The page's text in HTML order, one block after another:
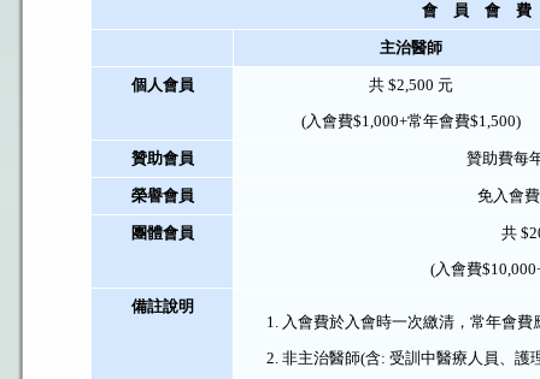
會 員 會 費
主治醫師
個人會員
共 $2,500 元
(入會費$1,000+常年會費$1,500)
贊助會員 贊助費每
榮譽會員 免入會
團體會員
共
(入會費
備註說明
入會費於入會時一次繳清，常年會費
非主治醫師(含: 受訓中醫療人員、護